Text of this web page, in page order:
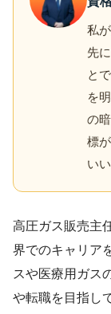
私
先
と
を
の
標
い
高圧ガス販売主
界でのキャリア
スや医療用ガス
や転職を目指し